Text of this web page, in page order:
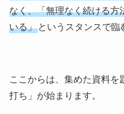
なく、「無理なく続ける方
いる」というスタンスで臨
ここからは、集めた資料を
打ち」が始まります。